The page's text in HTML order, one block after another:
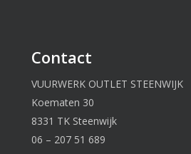
Contact
VUURWERK OUTLET STEENWIJK
Koematen 30
8331 TK Steenwijk
06 – 207 51 689